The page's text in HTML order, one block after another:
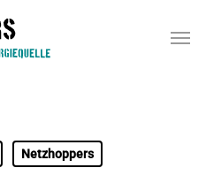
Netzhoppers